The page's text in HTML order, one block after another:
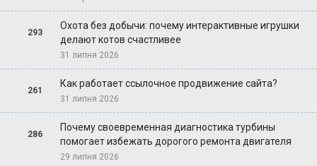
293
Охота без добычи: почему интерактивные игрушки
делают котов счастливее
31 липня 2026
261
Как работает ссылочное продвижение сайта?
31 липня 2026
286
Почему своевременная диагностика турбины
помогает избежать дорогого ремонта двигателя
29 липня 2026